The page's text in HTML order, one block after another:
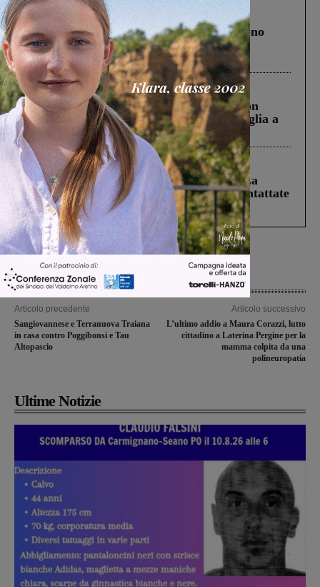
Cronaca 4 Agosto 2026
Un anno fa la strage in A1 in cui morirono
Gianni, Giulia e Franco. Lo schianto, il
processo, lo stop ai sorpassi fra tir....
Cronaca 3 Agosto 2026
Scomparso da una struttura di Castiglion
Fiorentino l’uomo che aveva ucciso la figlia a
Levane nel 2020
Cronaca 5 Agosto 2026
Continuano le ricerche di Miah Billal. La
Prefettura: “In caso di avvistamento contattate
il 112”
Articolo precedente
Sangiovannese e Terranuova Traiana
in casa contro Poggibonsi e Tau
Altopascio
Articolo successivo
L’ultimo addio a Maura Corazzi, lutto
cittadino a Laterina Pergine per la
mamma colpita da una
polineuropatia
Ultime Notizie